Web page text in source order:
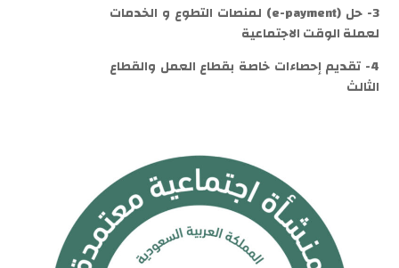
3- حل (e-payment) لمنصات التطوع و الخدمات
لعملة الوقت الاجتماعية
4- تقديم إحصاءات خاصة بقطاع العمل والقطاع
الثالث